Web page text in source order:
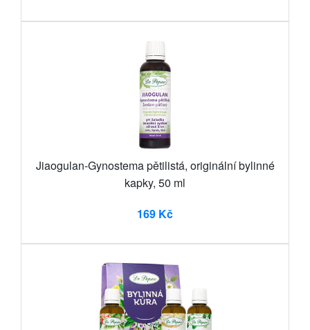
Jiaogulan-Gynostema pětilistá, originální bylinné
kapky, 50 ml
169 Kč